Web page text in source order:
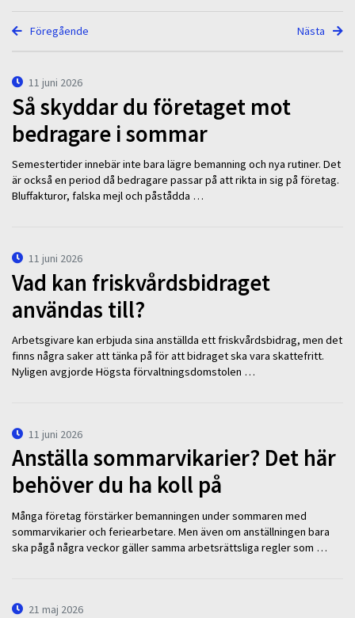
Föregående Nästa
11 juni 2026
Så skyddar du företaget mot
bedragare i sommar
Semestertider innebär inte bara lägre bemanning och nya rutiner. Det
är också en period då bedragare passar på att rikta in sig på företag.
Bluffakturor, falska mejl och påstådda …
11 juni 2026
Vad kan friskvårdsbidraget
användas till?
Arbetsgivare kan erbjuda sina anställda ett friskvårdsbidrag, men det
finns några saker att tänka på för att bidraget ska vara skattefritt.
Nyligen avgjorde Högsta förvaltningsdomstolen …
11 juni 2026
Anställa sommarvikarier? Det här
behöver du ha koll på
Många företag förstärker bemanningen under sommaren med
sommarvikarier och feriearbetare. Men även om anställningen bara
ska pågå några veckor gäller samma arbetsrättsliga regler som …
21 maj 2026